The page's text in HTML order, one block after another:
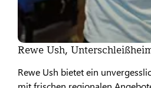
Rewe Ush,
Rewe Ush bietet ein